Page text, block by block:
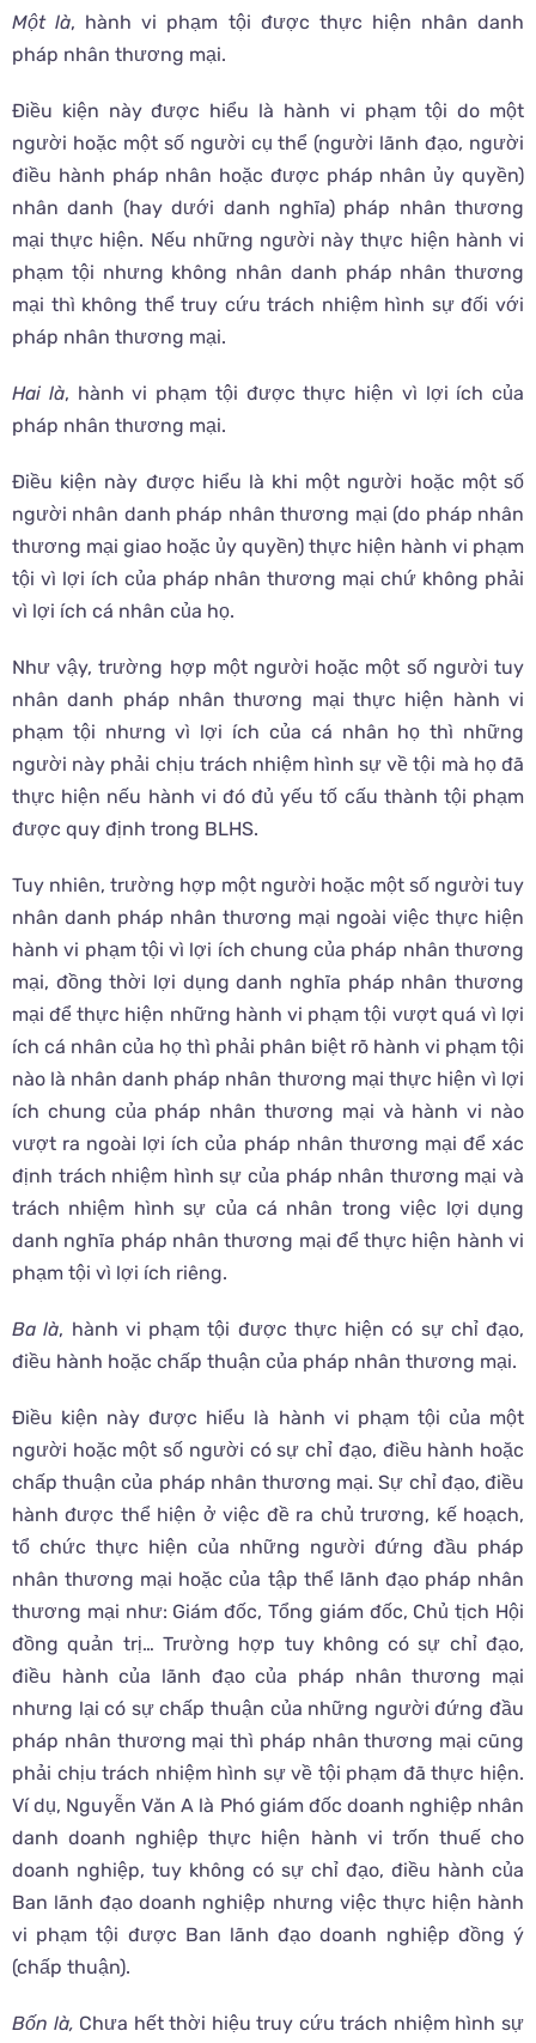
Một là, hành vi phạm tội được thực hiện nhân danh
pháp nhân thương mại.
Điều kiện này được hiểu là hành vi phạm tội do một
người hoặc một số người cụ thể (người lãnh đạo, người
điều hành pháp nhân hoặc được pháp nhân ủy quyền)
nhân danh (hay dưới danh nghĩa) pháp nhân thương
mại thực hiện. Nếu những người này thực hiện hành vi
phạm tội nhưng không nhân danh pháp nhân thương
mại thì không thể truy cứu trách nhiệm hình sự đối với
pháp nhân thương mại.
Hai là, hành vi phạm tội được thực hiện vì lợi ích của
pháp nhân thương mại.
Điều kiện này được hiểu là khi một người hoặc một số
người nhân danh pháp nhân thương mại (do pháp nhân
thương mại giao hoặc ủy quyền) thực hiện hành vi phạm
tội vì lợi ích của pháp nhân thương mại chứ không phải
vì lợi ích cá nhân của họ.
Như vậy, trường hợp một người hoặc một số người tuy
nhân danh pháp nhân thương mại thực hiện hành vi
phạm tội nhưng vì lợi ích của cá nhân họ thì những
người này phải chịu trách nhiệm hình sự về tội mà họ đã
thực hiện nếu hành vi đó đủ yếu tố cấu thành tội phạm
được quy định trong BLHS.
Tuy nhiên, trường hợp một người hoặc một số người tuy
nhân danh pháp nhân thương mại ngoài việc thực hiện
hành vi phạm tội vì lợi ích chung của pháp nhân thương
mại, đồng thời lợi dụng danh nghĩa pháp nhân thương
mại để thực hiện những hành vi phạm tội vượt quá vì lợi
ích cá nhân của họ thì phải phân biệt rõ hành vi phạm tội
nào là nhân danh pháp nhân thương mại thực hiện vì lợi
ích chung của pháp nhân thương mại và hành vi nào
vượt ra ngoài lợi ích của pháp nhân thương mại để xác
định trách nhiệm hình sự của pháp nhân thương mại và
trách nhiệm hình sự của cá nhân trong việc lợi dụng
danh nghĩa pháp nhân thương mại để thực hiện hành vi
phạm tội vì lợi ích riêng.
Ba là, hành vi phạm tội được thực hiện có sự chỉ đạo,
điều hành hoặc chấp thuận của pháp nhân thương mại.
Điều kiện này được hiểu là hành vi phạm tội của một
người hoặc một số người có sự chỉ đạo, điều hành hoặc
chấp thuận của pháp nhân thương mại. Sự chỉ đạo, điều
hành được thể hiện ở việc đề ra chủ trương, kế hoạch,
tổ chức thực hiện của những người đứng đầu pháp
nhân thương mại hoặc của tập thể lãnh đạo pháp nhân
thương mại như: Giám đốc, Tổng giám đốc, Chủ tịch Hội
đồng quản trị… Trường hợp tuy không có sự chỉ đạo,
điều hành của lãnh đạo của pháp nhân thương mại
nhưng lại có sự chấp thuận của những người đứng đầu
pháp nhân thương mại thì pháp nhân thương mại cũng
phải chịu trách nhiệm hình sự về tội phạm đã thực hiện.
Ví dụ, Nguyễn Văn A là Phó giám đốc doanh nghiệp nhân
danh doanh nghiệp thực hiện hành vi trốn thuế cho
doanh nghiệp, tuy không có sự chỉ đạo, điều hành của
Ban lãnh đạo doanh nghiệp nhưng việc thực hiện hành
vi phạm tội được Ban lãnh đạo doanh nghiệp đồng ý
(chấp thuận).
Bốn là, Chưa hết thời hiệu truy cứu trách nhiệm hình sự